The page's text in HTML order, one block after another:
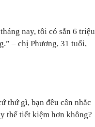
nay, tôi có sẵn 6 triệu
– chị Phương, 31 tuổi,
thứ gì, bạn đều cân nhắc
thế tiết kiệm hơn không?